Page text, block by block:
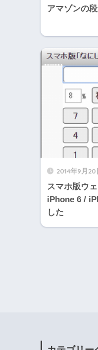
アマゾンの
2014年9月20
スマホ版ウ
iPhone 6 /
した